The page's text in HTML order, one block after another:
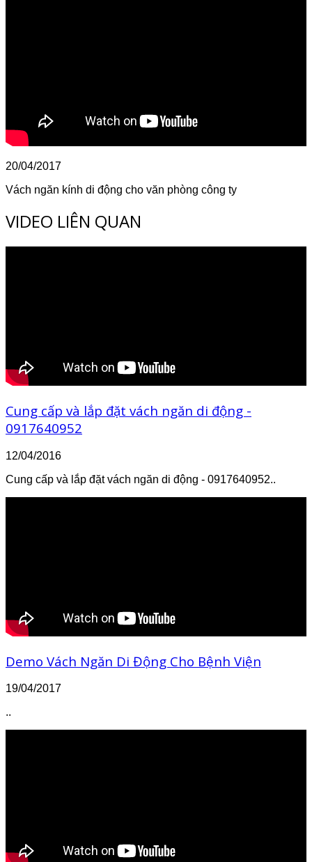
20/04/2017
Vách ngăn kính di động cho văn phòng công ty
VIDEO LIÊN QUAN
Cung cấp và lắp đặt vách ngăn di động -
0917640952
12/04/2016
Cung cấp và lắp đặt vách ngăn di động - 0917640952..
Demo Vách Ngăn Di Động Cho Bệnh Viện
19/04/2017
..